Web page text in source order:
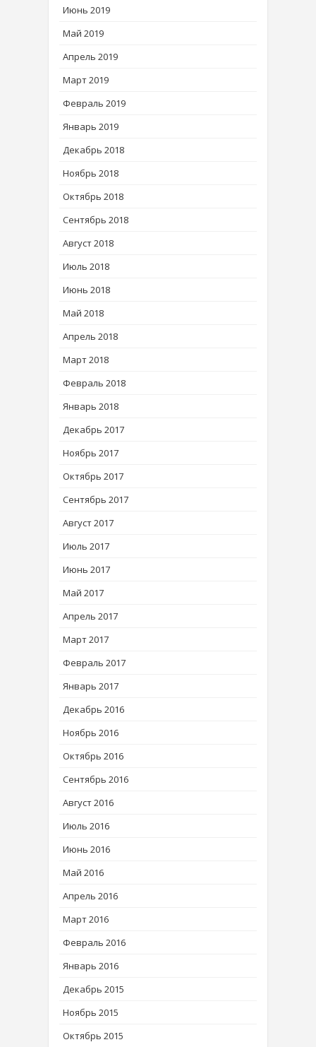
Июнь 2019
Май 2019
Апрель 2019
Март 2019
Февраль 2019
Январь 2019
Декабрь 2018
Ноябрь 2018
Октябрь 2018
Сентябрь 2018
Август 2018
Июль 2018
Июнь 2018
Май 2018
Апрель 2018
Март 2018
Февраль 2018
Январь 2018
Декабрь 2017
Ноябрь 2017
Октябрь 2017
Сентябрь 2017
Август 2017
Июль 2017
Июнь 2017
Май 2017
Апрель 2017
Март 2017
Февраль 2017
Январь 2017
Декабрь 2016
Ноябрь 2016
Октябрь 2016
Сентябрь 2016
Август 2016
Июль 2016
Июнь 2016
Май 2016
Апрель 2016
Март 2016
Февраль 2016
Январь 2016
Декабрь 2015
Ноябрь 2015
Октябрь 2015